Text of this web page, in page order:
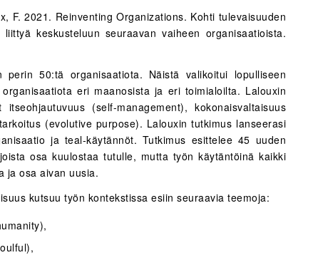
F. 2021. Reinventing Organizations. Kohti tulevaisuuden
keskusteluun seuraavan vaiheen organisaatioista.
perin 50:tä organisaatiota. Näistä valikoitui lopulliseen
eri maanosista ja eri toimialoilta. Lalouxin
(self-management), kokonaisvaltaisuus
(evolutive purpose). Lalouxin tutkimus lanseerasi
ja teal-käytännöt. Tutkimus esittelee 45 uuden
osa kuulostaa tutulle, mutta työn käytäntöinä kaikki
ja osa aivan uusia.
kutsuu työn kontekstissa esiin seuraavia teemoja: